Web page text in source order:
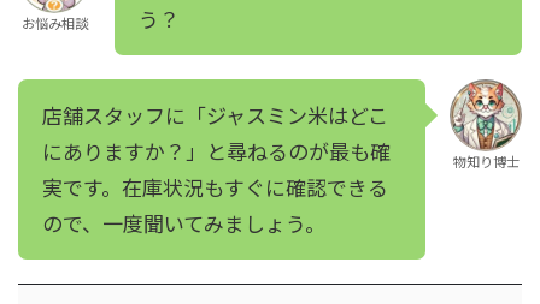
お悩み相談
う？
店舗スタッフに「ジャスミン米はどこ
にありますか？」と尋ねるのが最も確
実です。在庫状況もすぐに確認できる
ので、一度聞いてみましょう。
物知り博士